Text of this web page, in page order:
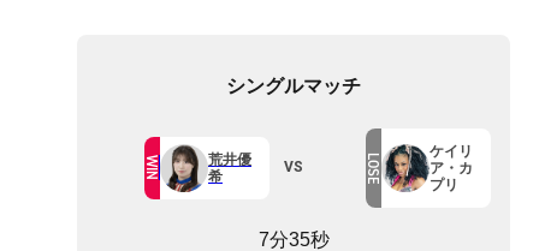
シングルマッチ
WIN
荒井優
希
VS LOSE
ケイリ
ア・カ
プリ
7分35秒